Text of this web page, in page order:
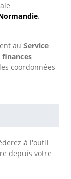
.
au Service
coordonnées
à l'outil
depuis votre